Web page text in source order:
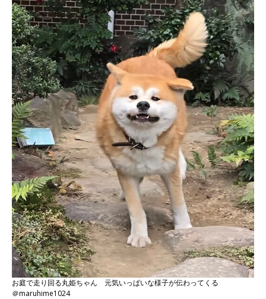
お庭で走り回る丸姫ちゃん 元気いっぱいな様子が伝わってくる
＠maruhime1024